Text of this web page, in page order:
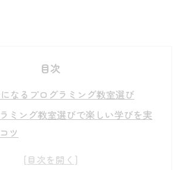
目次
なるプログラミング教室選び
ミング教室選びで楽しい学びを実
ツ
続けたくなるプログラミング教室の